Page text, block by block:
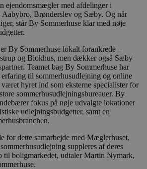
ejendomsmægler med afdelinger i
Brønderslev og Sæby. Og når
står By Sommerhuse klar med nøje
By Sommerhuse lokalt forankrede –
og Blokhus, men dækker også Sæby
Teamet bag By Sommerhuse har
til sommerhusudlejning og online
hyret ind som eksterne specialister for
sommerhusudlejningsbureauer. By
fokus på nøje udvalgte lokationer
udlejningsbudgetter, samt en
for dette samarbejde med Mæglerhuset,
suppleres af deres
til boligmarkedet, udtaler Martin Nymark,